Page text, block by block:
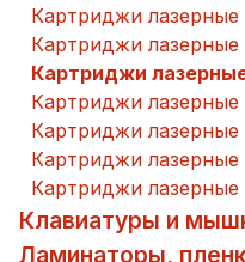
Картриджи лазерные
Картриджи лазерные
Картриджи
Картриджи лазерные
Картриджи лазерные
Картриджи лазерные
Картриджи лазерные
Клавиатуры и
Ламинаторы,